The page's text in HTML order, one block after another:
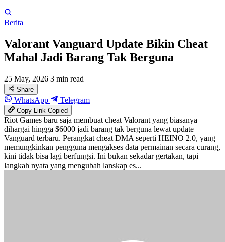
Berita
Valorant Vanguard Update Bikin Cheat
Mahal Jadi Barang Tak Berguna
25 May, 2026 3 min read
Share
WhatsApp Telegram
Copy LinkCopied
Riot Games baru saja membuat cheat Valorant yang biasanya
dihargai hingga $6000 jadi barang tak berguna lewat update
Vanguard terbaru. Perangkat cheat DMA seperti HEINO 2.0, yang
memungkinkan pengguna mengakses data permainan secara curang,
kini tidak bisa lagi berfungsi. Ini bukan sekadar gertakan, tapi
langkah nyata yang mengubah lanskap es...